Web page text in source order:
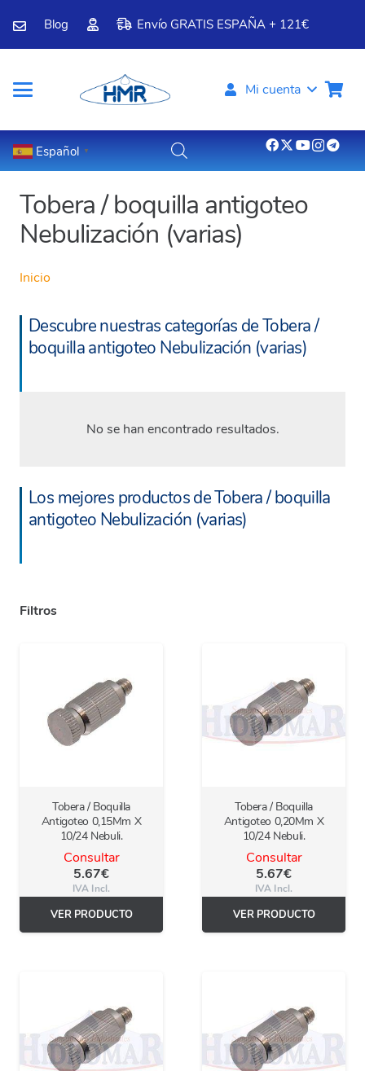
Blog Envío GRATIS ESPAÑA + 121€
Mi cuenta
Español ▼
Tobera / boquilla antigoteo
Nebulización (varias)
Inicio
Descubre nuestras categorías de Tobera /
boquilla antigoteo Nebulización (varias)
No se han encontrado resultados.
Los mejores productos de Tobera / boquilla
antigoteo Nebulización (varias)
Filtros
Tobera / Boquilla
Antigoteo 0,15Mm X
10/24 Nebuli.
Consultar
5.67€
IVA Incl.
VER PRODUCTO
Tobera / Boquilla
Antigoteo 0,20Mm X
10/24 Nebuli.
Consultar
5.67€
IVA Incl.
VER PRODUCTO